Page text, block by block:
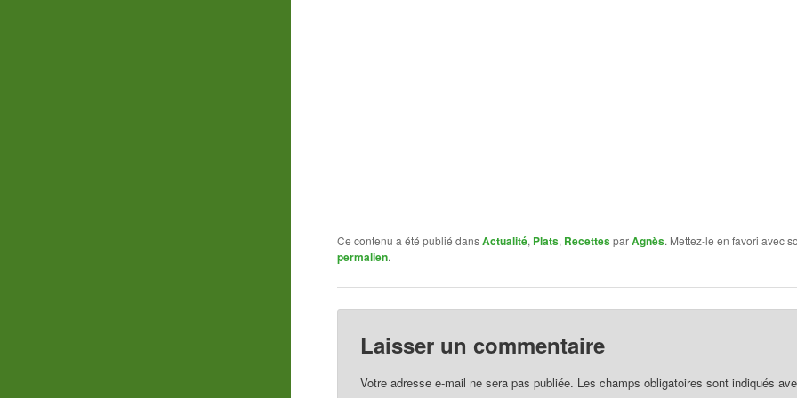
Ce contenu a été publié dansActualité, Plats, RecettesparAgnès. Mettez-le en favori avec
permalien.
Laisser un commentaire
Votre adresse e-mail ne sera pas publiée. Les champs obligatoires sont indiqués